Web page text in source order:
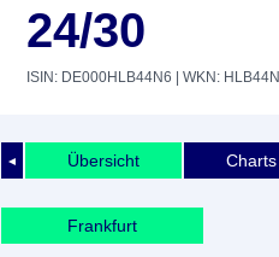
24/30
ISIN: DE000HLB44N6 | WKN: HLB44N
◄ Übersicht Charts
Frankfurt